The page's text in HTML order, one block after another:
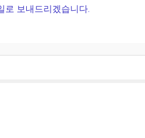
보내드리겠습니다.